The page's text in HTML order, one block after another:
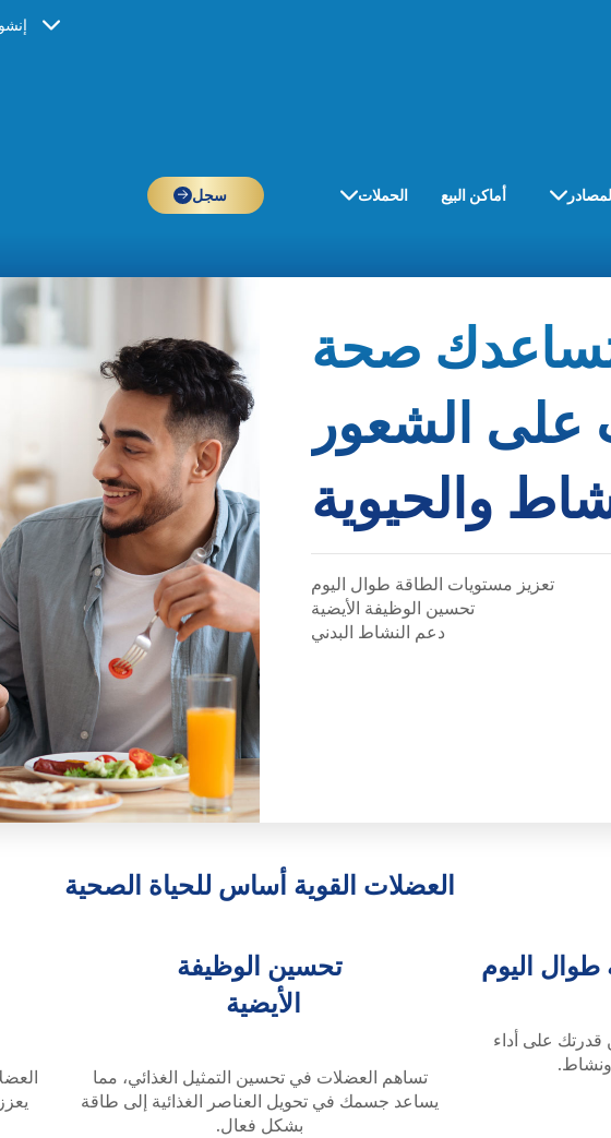
أماكن البيع الحملات سجل
صحة
على الشعور
والحيوية
تعزيز مستويات الطاقة طوال اليوم
تحسين الوظيفة الأيضية
دعم النشاط البدني
العضلات القوية أساس للحياة الصحية
طوال اليوم
على أداء
ونشاط.
تحسين الوظيفة
الأيضية
تساهم العضلات في تحسين التمثيل الغذائي، مما
يساعد جسمك في تحويل العناصر الغذائية إلى طاقة
بشكل فعال.